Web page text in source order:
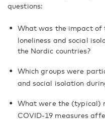
questions:
What was the impact of
loneliness and social
the Nordic countries?
Which groups were
and social isolation
What were the (typical)
COVID-19 measures